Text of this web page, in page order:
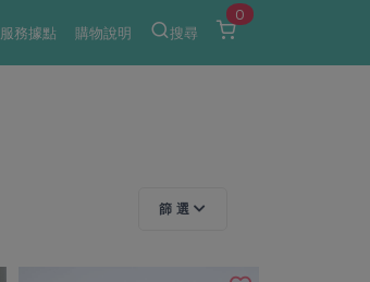
服務據點 購物說明 搜尋
0
篩 選